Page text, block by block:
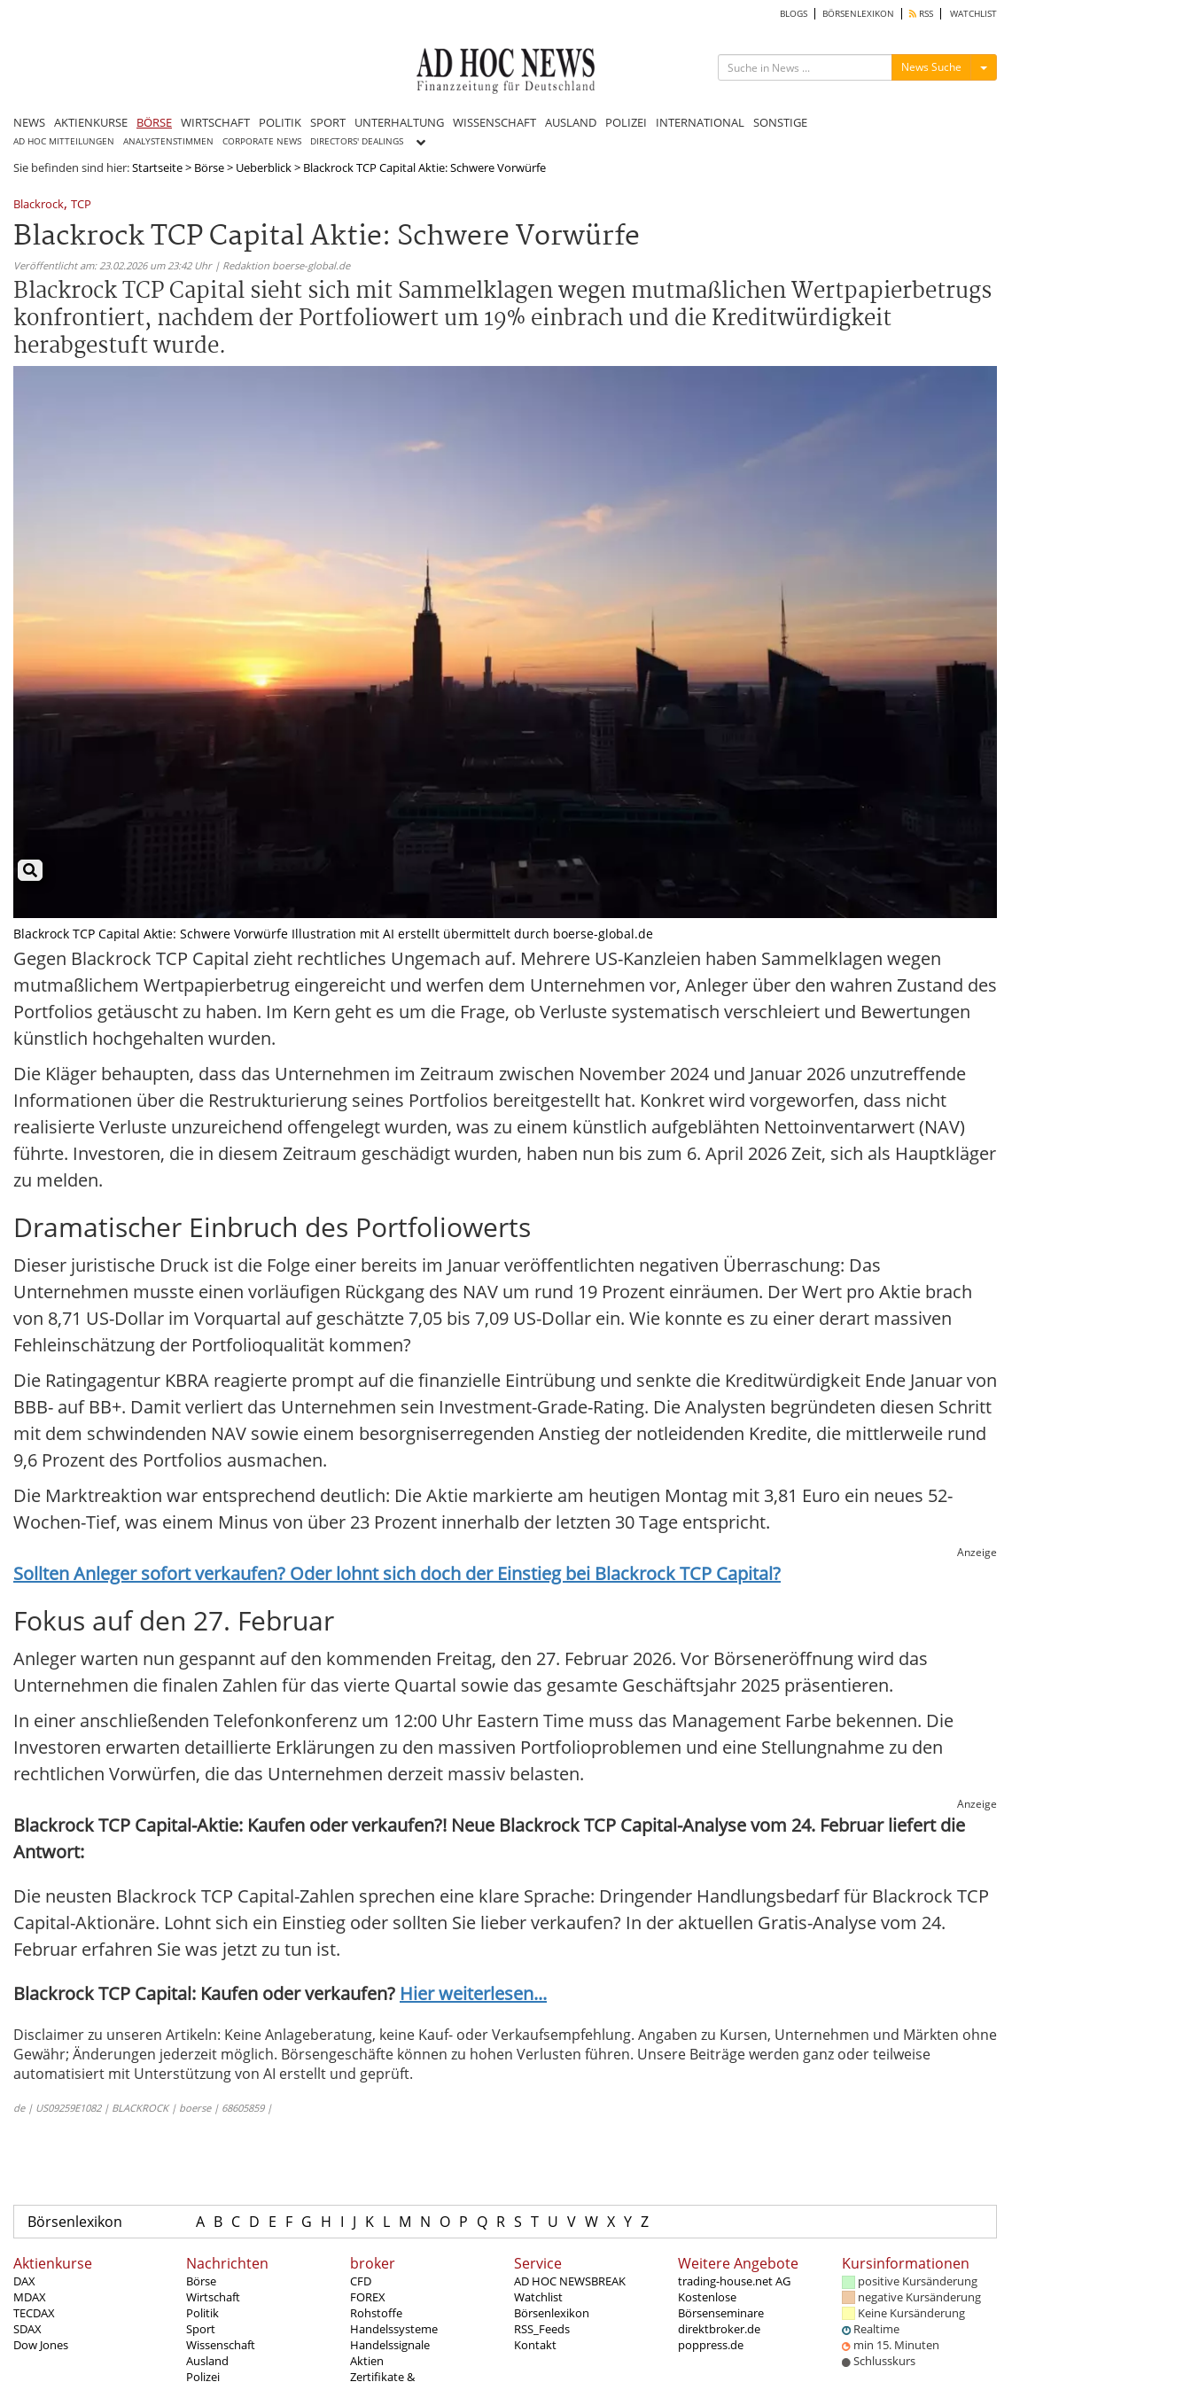
BLOGS BÖRSENLEXIKON RSS WATCHLIST
News Suche Menü ein-/ausblenden
NEWS AKTIENKURSE BÖRSE WIRTSCHAFT POLITIK SPORT UNTERHALTUNG WISSENSCHAFT AUSLAND POLIZEI INTERNATIONAL SONSTIGE
AD HOC MITTEILUNGEN ANALYSTENSTIMMEN CORPORATE NEWS DIRECTORS' DEALINGS
Sie befinden sind hier:Startseite> Börse> Ueberblick> Blackrock TCP Capital Aktie: Schwere Vorwürfe
Blackrock, TCP
Blackrock TCP Capital Aktie: Schwere Vorwürfe
Veröffentlicht am: 23.02.2026 um 23:42 Uhr | Redaktion boerse-global.de
Blackrock TCP Capital sieht sich mit Sammelklagen wegen mutmaßlichen Wertpapierbetrugs
konfrontiert, nachdem der Portfoliowert um 19% einbrach und die Kreditwürdigkeit
herabgestuft wurde.
Blackrock TCP Capital Aktie: Schwere Vorwürfe Illustration mit AI erstellt übermittelt durch boerse-global.de
Gegen Blackrock TCP Capital zieht rechtliches Ungemach auf. Mehrere US-Kanzleien haben Sammelklagen wegen
mutmaßlichem Wertpapierbetrug eingereicht und werfen dem Unternehmen vor, Anleger über den wahren Zustand des
Portfolios getäuscht zu haben. Im Kern geht es um die Frage, ob Verluste systematisch verschleiert und Bewertungen
künstlich hochgehalten wurden.
Die Kläger behaupten, dass das Unternehmen im Zeitraum zwischen November 2024 und Januar 2026 unzutreffende
Informationen über die Restrukturierung seines Portfolios bereitgestellt hat. Konkret wird vorgeworfen, dass nicht
realisierte Verluste unzureichend offengelegt wurden, was zu einem künstlich aufgeblähten Nettoinventarwert (NAV)
führte. Investoren, die in diesem Zeitraum geschädigt wurden, haben nun bis zum 6. April 2026 Zeit, sich als Hauptkläger
zu melden.
Dramatischer Einbruch des Portfoliowerts
Dieser juristische Druck ist die Folge einer bereits im Januar veröffentlichten negativen Überraschung: Das
Unternehmen musste einen vorläufigen Rückgang des NAV um rund 19 Prozent einräumen. Der Wert pro Aktie brach
von 8,71 US-Dollar im Vorquartal auf geschätzte 7,05 bis 7,09 US-Dollar ein. Wie konnte es zu einer derart massiven
Fehleinschätzung der Portfolioqualität kommen?
Die Ratingagentur KBRA reagierte prompt auf die finanzielle Eintrübung und senkte die Kreditwürdigkeit Ende Januar von
BBB- auf BB+. Damit verliert das Unternehmen sein Investment-Grade-Rating. Die Analysten begründeten diesen Schritt
mit dem schwindenden NAV sowie einem besorgniserregenden Anstieg der notleidenden Kredite, die mittlerweile rund
9,6 Prozent des Portfolios ausmachen.
Die Marktreaktion war entsprechend deutlich: Die Aktie markierte am heutigen Montag mit 3,81 Euro ein neues 52-
Wochen-Tief, was einem Minus von über 23 Prozent innerhalb der letzten 30 Tage entspricht.
Anzeige
Sollten Anleger sofort verkaufen? Oder lohnt sich doch der Einstieg bei Blackrock TCP Capital?
Fokus auf den 27. Februar
Anleger warten nun gespannt auf den kommenden Freitag, den 27. Februar 2026. Vor Börseneröffnung wird das
Unternehmen die finalen Zahlen für das vierte Quartal sowie das gesamte Geschäftsjahr 2025 präsentieren.
In einer anschließenden Telefonkonferenz um 12:00 Uhr Eastern Time muss das Management Farbe bekennen. Die
Investoren erwarten detaillierte Erklärungen zu den massiven Portfolioproblemen und eine Stellungnahme zu den
rechtlichen Vorwürfen, die das Unternehmen derzeit massiv belasten.
Anzeige
Blackrock TCP Capital-Aktie: Kaufen oder verkaufen?! Neue Blackrock TCP Capital-Analyse vom 24. Februar liefert die
Antwort:
Die neusten Blackrock TCP Capital-Zahlen sprechen eine klare Sprache: Dringender Handlungsbedarf für Blackrock TCP
Capital-Aktionäre. Lohnt sich ein Einstieg oder sollten Sie lieber verkaufen? In der aktuellen Gratis-Analyse vom 24.
Februar erfahren Sie was jetzt zu tun ist.
Blackrock TCP Capital: Kaufen oder verkaufen? Hier weiterlesen...
Disclaimer zu unseren Artikeln: Keine Anlageberatung, keine Kauf- oder Verkaufsempfehlung. Angaben zu Kursen, Unternehmen und Märkten ohne
Gewähr; Änderungen jederzeit möglich. Börsengeschäfte können zu hohen Verlusten führen. Unsere Beiträge werden ganz oder teilweise
automatisiert mit Unterstützung von AI erstellt und geprüft.
de | US09259E1082 | BLACKROCK | boerse | 68605859 |
Börsenlexikon A B C D E F G H I J K L M N O P Q R S T U V W X Y Z
Aktienkurse
DAX
MDAX
TECDAX
SDAX
Dow Jones
Nachrichten
Börse
Wirtschaft
Politik
Sport
Wissenschaft
Ausland
Polizei
broker
CFD
FOREX
Rohstoffe
Handelssysteme
Handelssignale
Aktien
Zertifikate &
Service
AD HOC NEWSBREAK
Watchlist
Börsenlexikon
RSS_Feeds
Kontakt
Weitere Angebote
trading-house.net AG
Kostenlose
Börsenseminare
direktbroker.de
poppress.de
Kursinformationen
positive Kursänderung
negative Kursänderung
Keine Kursänderung
Realtime
min 15. Minuten
Schlusskurs